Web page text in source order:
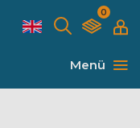
0
Menü